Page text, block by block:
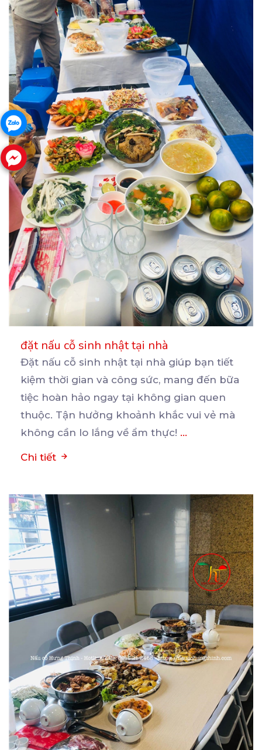
đặt nấu cỗ sinh nhật tại nhà
Đặt nấu cỗ sinh nhật tại nhà giúp bạn tiết
kiệm thời gian và công sức, mang đến bữa
tiệc hoàn hảo ngay tại không gian quen
thuộc. Tận hưởng khoảnh khắc vui vẻ mà
không cần lo lắng về ẩm thực! ...
Chi tiết